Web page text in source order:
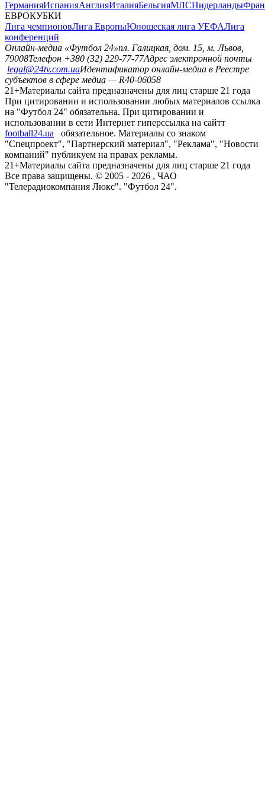
ГерманияИспанияАнглияИталияБельгияМЛСНидерланды
ЕВРОКУБКИ
Лига чемпионовЛига ЕвропыЮношеская лига УЕФАЛига
конференций
Онлайн-медиа «Футбол 24»пл. Галицкая, дом. 15, м. Львов,
79008Телефон +380 (32) 229-77-77Адрес электронной почты
legal@24tv.com.uaИдентификатор онлайн-медиа в Реестре
субъектов в сфере медиа — R40-06058
21+Материалы сайта предназначены для лиц старше 21 года
При цитировании и использовании любых материалов ссылка
на "Футбол 24" обязательна. При цитировании и
использовании в сети Интернет гиперссылка на сайтт
football24.ua
обязательное. Материалы со знаком
"Спецпроект", "Партнерский материал", "Реклама", "Новости
компаний" публикуем на правах рекламы.
21+Материалы сайта предназначены для лиц старше 21 года
Все права защищены. © 2005 - 2026 , ЧАО
"Телерадиокомпания Люкс". "Футбол 24".